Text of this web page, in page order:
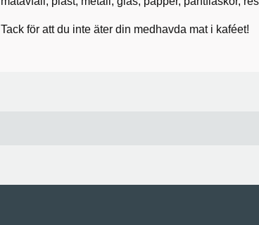
Tack för att du inte äter din medhavda mat i kaféet!